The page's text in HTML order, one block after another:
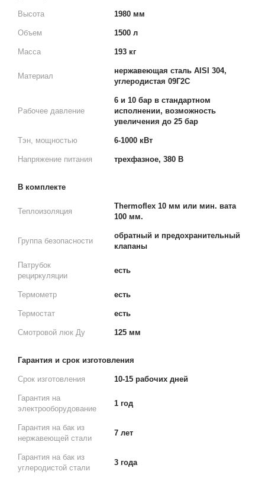
Высота 1980 мм
Объем 1500 л
Масса 193 кг
Материал
нержавеющая сталь AISI 304,
углеродистая 09Г2С
Рабочее давление
6 и 10 бар в стандартном
исполнении, возможность
увеличения до 25 бар
Тэн, мощностью 6-1000 кВт
Напряжение питания трехфазное, 380 В
В комплекте
Теплоизоляция
Thermoflex 10 мм или мин. вата
100 мм.
Группа безопасности
обратный и предохранительный
клапаны
Патрубок
рециркуляции
есть
Термометр есть
Термостат есть
Смотровой люк Ду 125 мм
Гарантия и срок изготовления
Срок изготовления 10-15 рабочих дней
Гарантия на
электрооборудование
1 год
Гарантия на бак из
нержавеющей стали
7 лет
Гарантия на бак из
углеродистой стали
3 года